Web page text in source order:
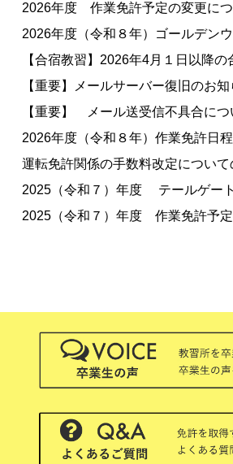
2026年度 作業免許予定の変更に
【合宿教習】2026年4月１日以降の
【重要】メールサーバー復旧のお知
2026年度（令和８年）作業免許日
運転免許関係の手数料改定につい
2025（令和７）年度 作業免許予定